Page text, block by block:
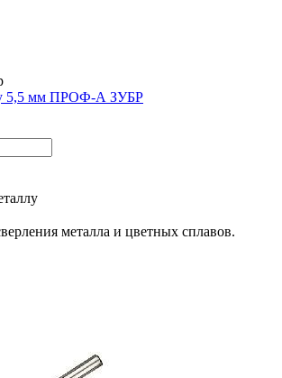
5,5 мм ПРОФ-А ЗУБР
металла и цветных сплавов.